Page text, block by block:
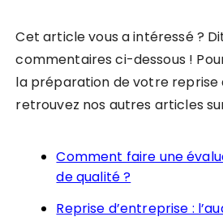
Cet article vous a intéressé ?
commentaires ci-dessous !
la préparation de votre reprise
retrouvez nos autres articles
Comment faire une
de qualité ?
Reprise d’entreprise :